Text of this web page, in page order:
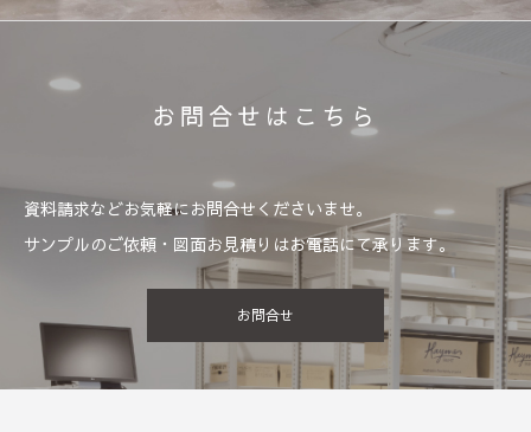
お問合せはこちら
資料請求などお気軽にお問合せくださいませ。
サンプルのご依頼・図面お見積りはお電話にて承ります。
お問合せ